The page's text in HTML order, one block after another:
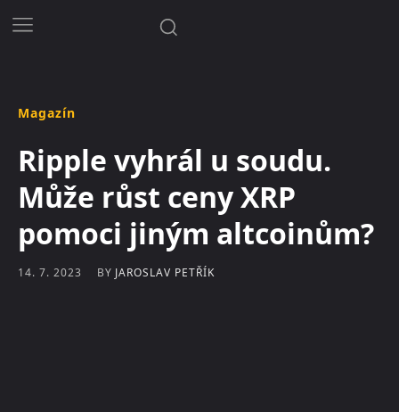
Magazín
Ripple vyhrál u soudu.
Může růst ceny XRP
pomoci jiným altcoinům?
14. 7. 2023 BY JAROSLAV PETŘÍK